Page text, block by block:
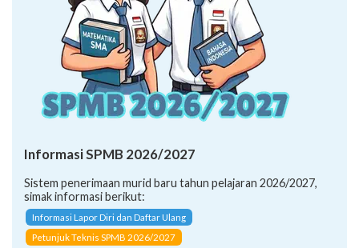
Informasi SPMB 2026/2027
Sistem penerimaan murid baru tahun pelajaran 2026/2027,
simak informasi berikut:
Informasi Lapor Diri dan Daftar Ulang
Petunjuk Teknis SPMB 2026/2027